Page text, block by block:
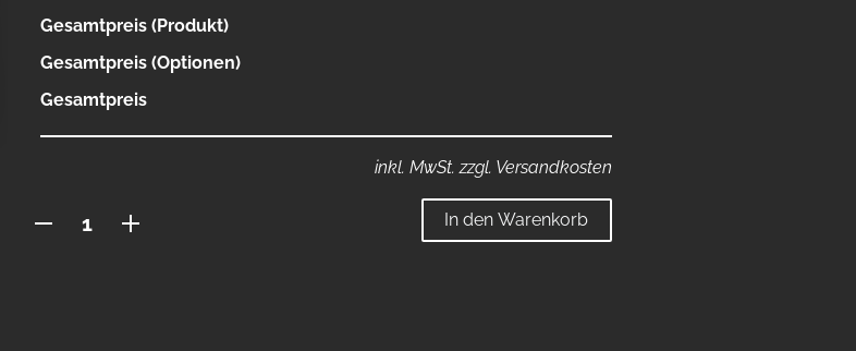
Gesamtpreis (Produkt)
Gesamtpreis (Optionen)
Gesamtpreis
inkl. MwSt. zzgl. Versandkosten
120x80
In den Warenkorb